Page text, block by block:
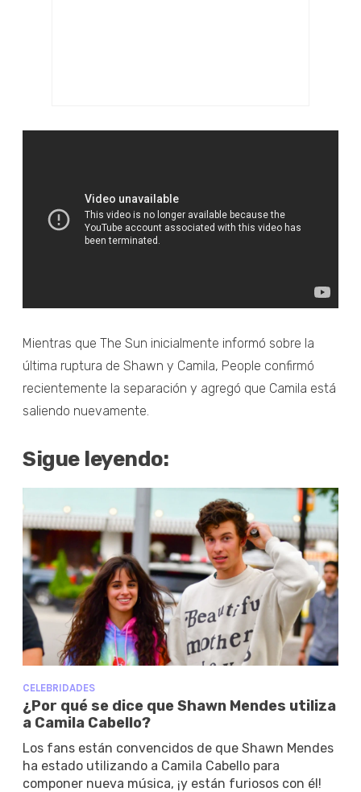
Mientras que The Sun inicialmente informó sobre la
última ruptura de Shawn y Camila, People confirmó
recientemente la separación y agregó que Camila está
saliendo nuevamente.
Sigue leyendo:
CELEBRIDADES
¿Por qué se dice que Shawn Mendes utiliza
a Camila Cabello?
Los fans están convencidos de que Shawn Mendes
ha estado utilizando a Camila Cabello para
componer nueva música, ¡y están furiosos con él!